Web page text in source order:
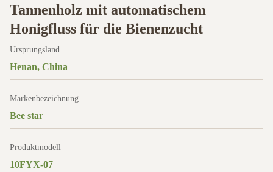
Tannenholz mit automatischem
Honigfluss für die Bienenzucht
Ursprungsland
Henan, China
Markenbezeichnung
Bee star
Produktmodell
10FYX-07